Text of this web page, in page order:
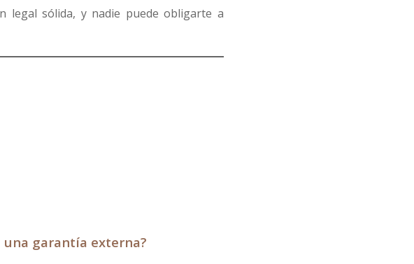
legal sólida, y nadie puede obligarte a
garantía externa?